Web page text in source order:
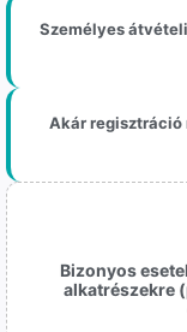
Személyes
Akár regisztráció
Bizonyos
alkatrészekre